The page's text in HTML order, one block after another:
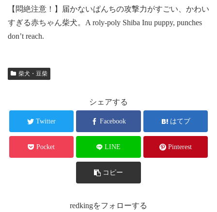
【悶絶注意！】届かないぱんちの攻撃力がすごい、かわい
すぎる赤ちゃん柴犬。A roly‐poly Shiba Inu puppy, punches
don’t reach.
柴犬・豆柴
シェアする
Twitter Facebook はてブ
Pocket LINE Pinterest
コピー
redkingをフォローする